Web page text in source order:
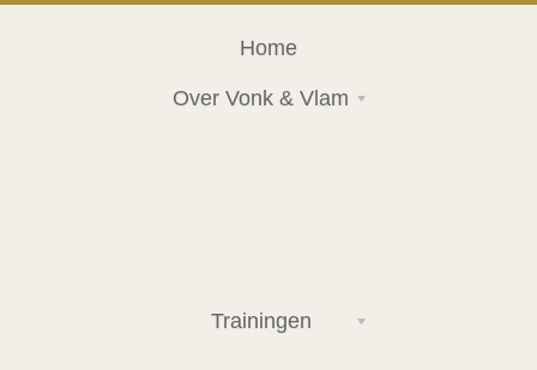
Home
Over Vonk & Vlam
Trainingen